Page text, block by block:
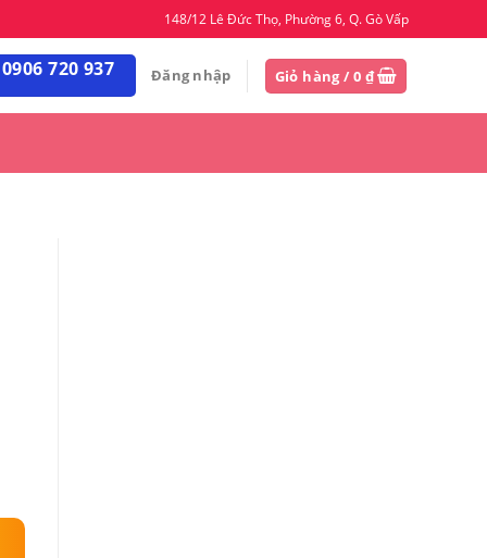
148/12 Lê Đức Thọ, Phường 6, Q. Gò Vấp
720 937 Đăng nhập Giỏ hàng / 0 ₫